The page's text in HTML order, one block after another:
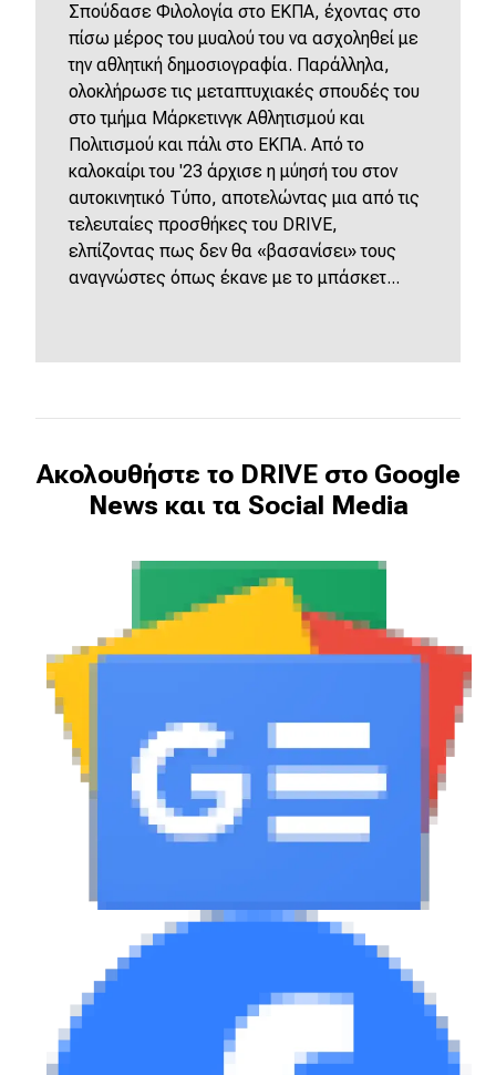
Σπούδασε Φιλολογία στο ΕΚΠΑ, έχοντας στο
πίσω μέρος του μυαλού του να ασχοληθεί με
την αθλητική δημοσιογραφία. Παράλληλα,
ολοκλήρωσε τις μεταπτυχιακές σπουδές του
στο τμήμα Μάρκετινγκ Αθλητισμού και
Πολιτισμού και πάλι στο ΕΚΠΑ. Από το
καλοκαίρι του '23 άρχισε η μύησή του στον
αυτοκινητικό Τύπο, αποτελώντας μια από τις
τελευταίες προσθήκες του DRIVE,
ελπίζοντας πως δεν θα «βασανίσει» τους
αναγνώστες όπως έκανε με το μπάσκετ...
Ακολουθήστε το DRIVE στο Google
News και τα Social Media